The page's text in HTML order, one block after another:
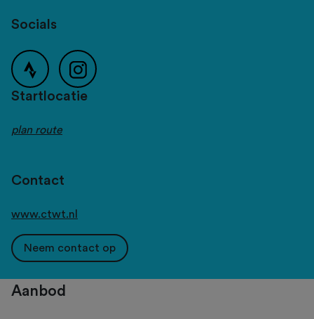
Socials
Startlocatie
plan route
Contact
www.ctwt.nl
Neem contact op
Aanbod